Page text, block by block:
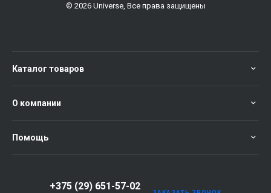
© 2026 Universe, Все права защищены
Каталог товаров
О компании
Помощь
+375 (29) 651-57-02